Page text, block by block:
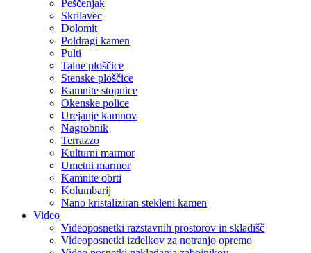
Peščenjak
Skrilavec
Dolomit
Poldragi kamen
Pulti
Talne ploščice
Stenske ploščice
Kamnite stopnice
Okenske police
Urejanje kamnov
Nagrobnik
Terrazzo
Kulturni marmor
Umetni marmor
Kamnite obrti
Kolumbarij
Nano kristaliziran stekleni kamen
Video
Videoposnetki razstavnih prostorov in skladišč
Videoposnetki izdelkov za notranjo opremo